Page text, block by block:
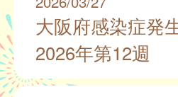
大阪府感染症発
2026年第12週